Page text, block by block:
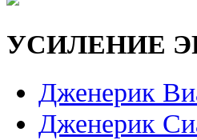
УСИЛЕНИЕ
Дженерик
Дженерик